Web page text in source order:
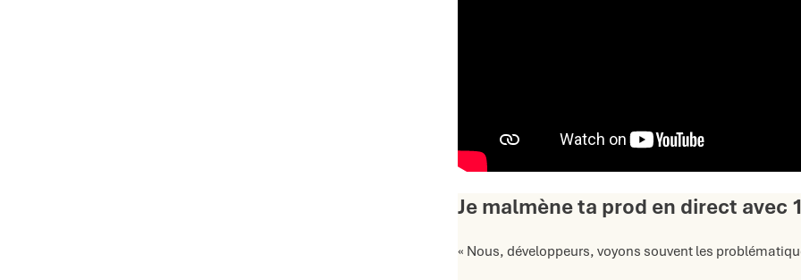
Je malmène ta prod en direct avec
« Nous, développeurs, voyons souvent les